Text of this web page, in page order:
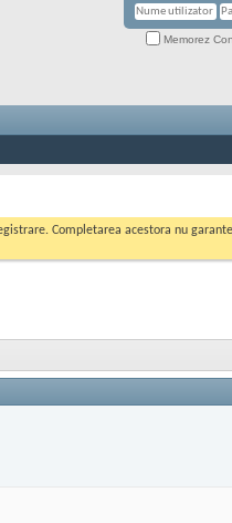
Memorez
Completarea acestora nu